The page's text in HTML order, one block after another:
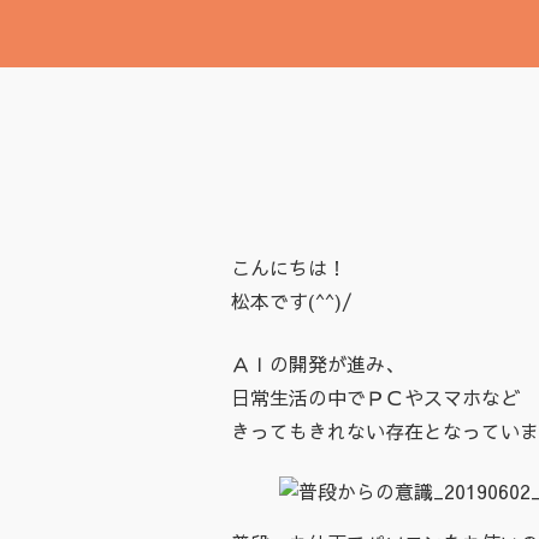
こんにちは！
松本です(^^)/
ＡＩの開発が進み、
日常生活の中でＰＣやスマホなど
きってもきれない存在となってい